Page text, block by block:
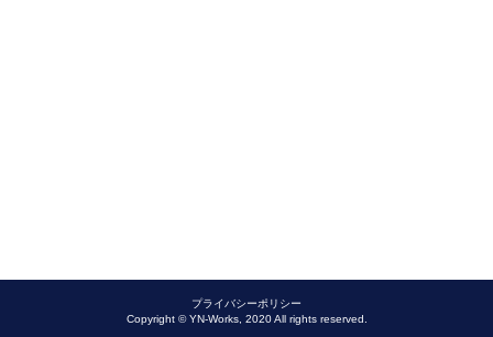
プライバシーポリシー
Copyright © YN-Works, 2020 All rights reserved.